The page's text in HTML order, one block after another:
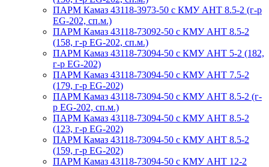
ПАРМ Камаз 43118-3973-50 с КМУ АНТ 8.5-2 (г-р
EG-202, сп.м.)
ПАРМ Камаз 43118-73092-50 с КМУ АНТ 8.5-2
(158, г-р EG-202, сп.м.)
ПАРМ Камаз 43118-73094-50 с КМУ АНТ 5-2 (182,
г-р EG-202)
ПАРМ Камаз 43118-73094-50 с КМУ АНТ 7.5-2
(179, г-р EG-202)
ПАРМ Камаз 43118-73094-50 с КМУ АНТ 8.5-2 (г-
р EG-202, сп.м.)
ПАРМ Камаз 43118-73094-50 с КМУ АНТ 8.5-2
(123, г-р EG-202)
ПАРМ Камаз 43118-73094-50 с КМУ АНТ 8.5-2
(159, г-р EG-202)
ПАРМ Камаз 43118-73094-50 с КМУ АНТ 12-2